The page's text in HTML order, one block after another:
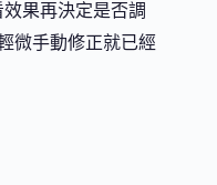
果再決定是否調
微手動修正就已經